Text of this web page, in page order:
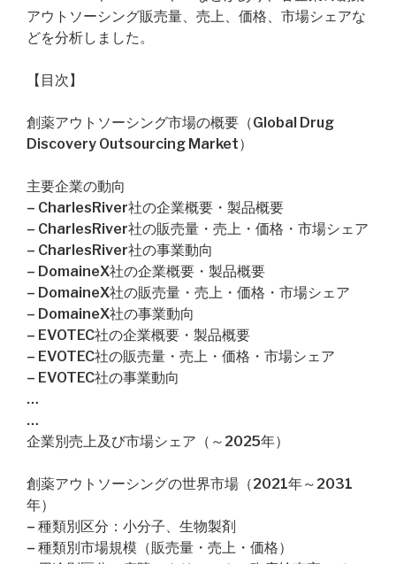
アウトソーシング販売量、売上、価格、市場シェアな
どを分析しました。
【目次】
創薬アウトソーシング市場の概要（Global Drug
Discovery Outsourcing Market）
主要企業の動向
– CharlesRiver社の企業概要・製品概要
– CharlesRiver社の販売量・売上・価格・市場シェア
– CharlesRiver社の事業動向
– DomaineX社の企業概要・製品概要
– DomaineX社の販売量・売上・価格・市場シェア
– DomaineX社の事業動向
– EVOTEC社の企業概要・製品概要
– EVOTEC社の販売量・売上・価格・市場シェア
– EVOTEC社の事業動向
…
…
企業別売上及び市場シェア（～2025年）
創薬アウトソーシングの世界市場（2021年～2031
年）
– 種類別区分：小分子、生物製剤
– 種類別市場規模（販売量・売上・価格）